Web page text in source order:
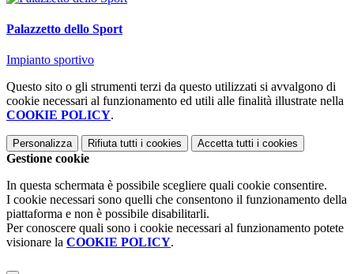
Palazzetto dello Sport
Impianto sportivo
Questo sito o gli strumenti terzi da questo utilizzati si avvalgono di
cookie necessari al funzionamento ed utili alle finalità illustrate nella
COOKIE POLICY.
Personalizza Rifiuta tutti i cookies Accetta tutti i cookies
Gestione cookie
In questa schermata è possibile scegliere quali cookie consentire.
I cookie necessari sono quelli che consentono il funzionamento della
piattaforma e non è possibile disabilitarli.
Per conoscere quali sono i cookie necessari al funzionamento potete
visionare la COOKIE POLICY.